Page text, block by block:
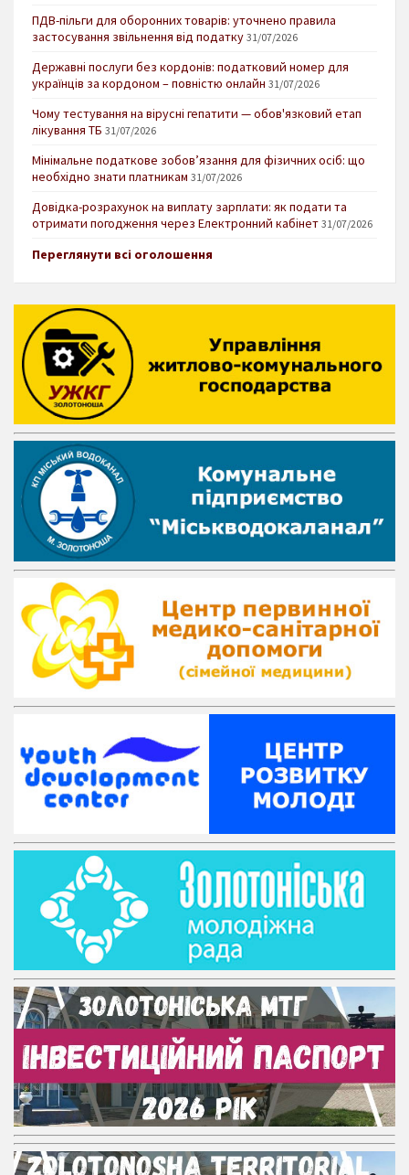
ПДВ-пільги для оборонних товарів: уточнено правила
застосування звільнення від податку 31/07/2026
Державні послуги без кордонів: податковий номер для
українців за кордоном – повністю онлайн 31/07/2026
Чому тестування на вірусні гепатити — обов'язковий етап
лікування ТБ 31/07/2026
Мінімальне податкове зобов’язання для фізичних осіб: що
необхідно знати платникам 31/07/2026
Довідка-розрахунок на виплату зарплати: як подати та
отримати погодження через Електронний кабінет 31/07/2026
Переглянути всі оголошення